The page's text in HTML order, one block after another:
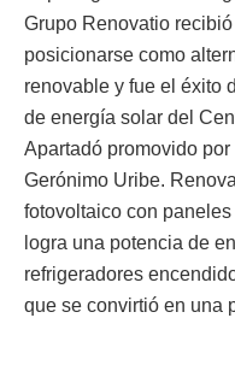
Grupo Renovatio
posicionarse como
renovable y fue el éxito
de energía solar del
Apartadó promovido
Gerónimo Uribe.
fotovoltaico con
logra una potencia de
refrigeradores
que se convirtió en una